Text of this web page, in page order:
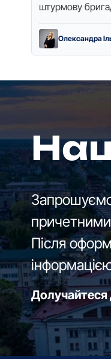
штурмову
це не реальні …
Олександра
причетними
Після
Долучайтеся